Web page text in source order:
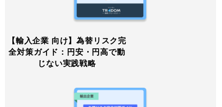
【輸入企業 向け】為替リスク完
全対策ガイド：円安・円高で動
じない実践戦略